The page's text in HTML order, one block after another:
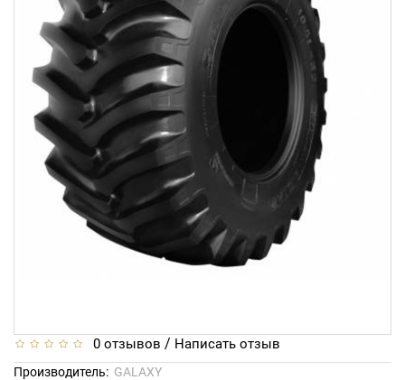
0 отзывов / Написать отзыв
Производитель: GALAXY